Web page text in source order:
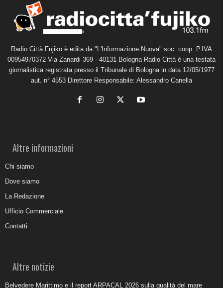
Radio Città Fujiko è edita da "L'Informazione Nuova" soc. coop. P.IVA
00954970372 Via Zanardi 369 - 40131 Bologna Radio Città è una testata
giornalistica registrata presso il Tribunale di Bologna in data 12/05/1977
aut. n° 4553 Direttore Responsabile: Alessandro Canella
Altre informazioni
Chi siamo
Dove siamo
La Redazione
Ufficio Commerciale
Contatti
Altre notizie
Belvedere Marittimo e il report ARPACAL 2026 sulla qualità del mare